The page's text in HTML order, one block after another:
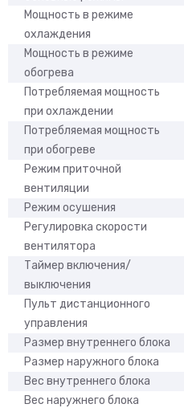
Мощность в режиме
охлаждения
Мощность в режиме
обогрева
Потребляемая мощность
при охлаждении
Потребляемая мощность
при обогреве
Режим приточной
вентиляции
Режим осушения
Регулировка скорости
вентилятора
Таймер включения/
выключения
Пульт дистанционного
управления
Размер внутреннего блока
Размер наружного блока
Вес внутреннего блока
Вес наружнего блока